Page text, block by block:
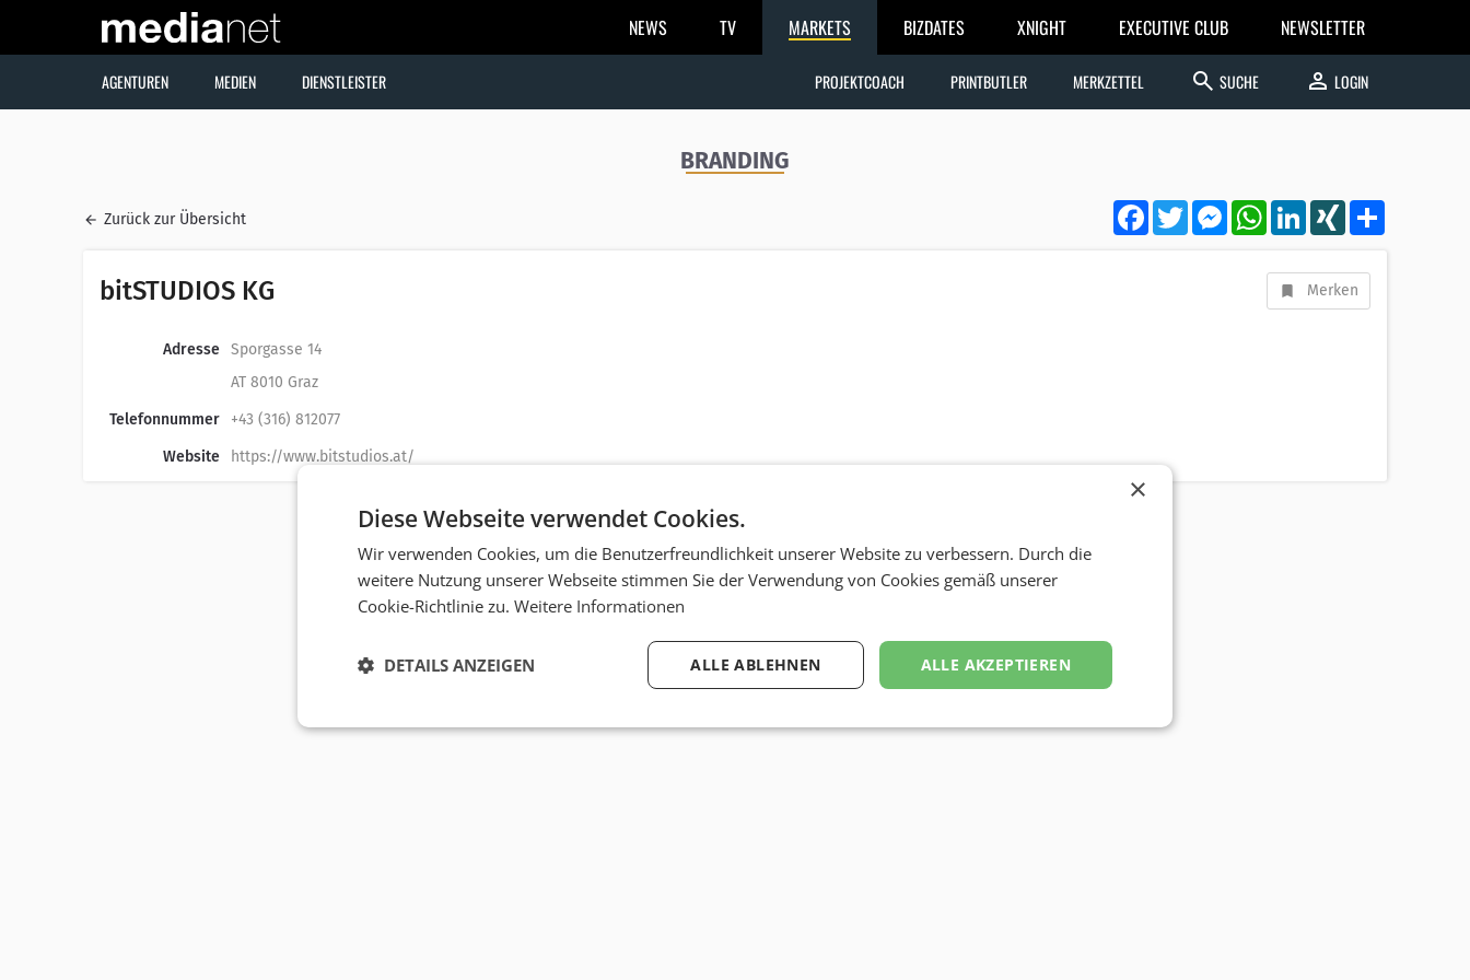
NEWS TV MARKETS BIZDATES XNIGHT EXECUTIVE CLUB NEWSLETTER
AGENTUREN MEDIEN DIENSTLEISTER PROJEKTCOACH PRINTBUTLER MERKZETTEL search SUCHE person LOGIN
BRANDING
Zurück zur Übersicht
FacebookTwitterMessengerWhatsApp
LinkedInXING
bitSTUDIOS KG Merken
Adresse Sporgasse 14
AT 8010 Graz
Telefonnummer
+43 (316) 812077
Website
https://www.bitstudios.at/
×
Diese Webseite verwendet Cookies.
Wir verwenden Cookies, um die Benutzerfreundlichkeit unserer Website zu verbessern. Durch die
weitere Nutzung unserer Webseite stimmen Sie der Verwendung von Cookies gemäß unserer
Cookie-Richtlinie zu. Weitere Informationen
ALLE AKZEPTIEREN
ALLE ABLEHNEN
DETAILS ANZEIGEN